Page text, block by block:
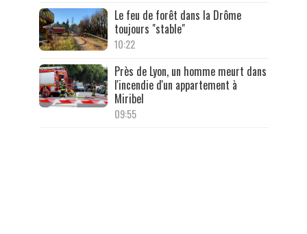
Le feu de forêt dans la Drôme
toujours "stable"
10:22
Près de Lyon, un homme meurt dans
l'incendie d'un appartement à
Miribel
09:55